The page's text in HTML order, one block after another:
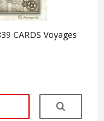
CARDS Voyages